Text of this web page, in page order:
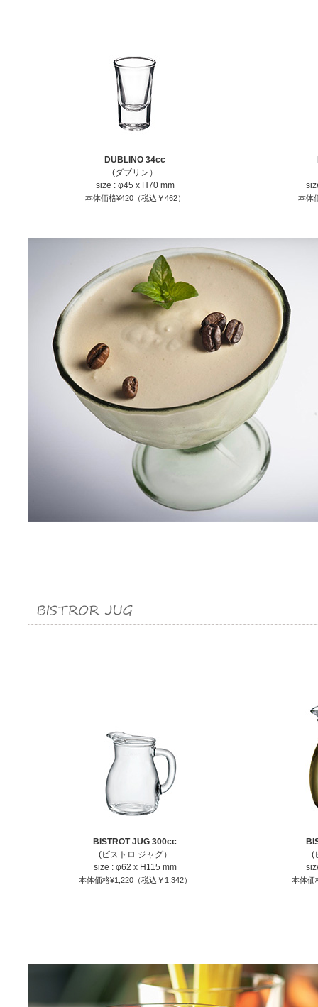
DUBLINO 34cc
(ダブリン）
size : φ45 x H70 mm
本体価格¥420（税込￥462） 本体
BISTROT JUG 300cc
(ビストロ ジャグ）
size : φ62 x H115 mm
本体価格¥1,220（税込￥1,342）
(
本体価